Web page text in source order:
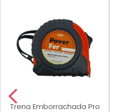
Trena Emborrachada Pro